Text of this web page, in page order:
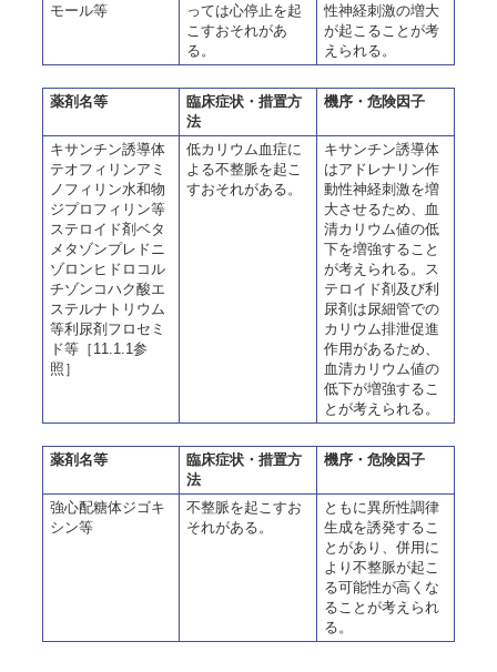
モール等
っては心停止を起
こすおそれがあ
る。
性神経刺激の増大
が起こることが考
えられる。
薬剤名等
臨床症状・措置方
法
機序・危険因子
キサンチン誘導体
テオフィリンアミ
ノフィリン水和物
ジプロフィリン等
ステロイド剤ベタ
メタゾンプレドニ
ゾロンヒドロコル
チゾンコハク酸エ
ステルナトリウム
等利尿剤フロセミ
ド等［11.1.1参
照］
低カリウム血症に
よる不整脈を起こ
すおそれがある。
キサンチン誘導体
はアドレナリン作
動性神経刺激を増
大させるため、血
清カリウム値の低
下を増強すること
が考えられる。ス
テロイド剤及び利
尿剤は尿細管での
カリウム排泄促進
作用があるため、
血清カリウム値の
低下が増強するこ
とが考えられる。
薬剤名等
臨床症状・措置方
法
機序・危険因子
強心配糖体ジゴキ
シン等
不整脈を起こすお
それがある。
ともに異所性調律
生成を誘発するこ
とがあり、併用に
より不整脈が起こ
る可能性が高くな
ることが考えられ
る。